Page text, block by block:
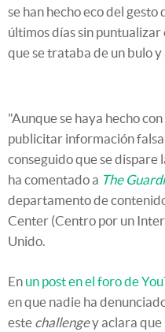
se han hecho eco del
últimos días sin puntualizar
que se trataba de un bulo
"Aunque se haya hecho
publicitar información falsa
conseguido que se dispare
ha comentado a The
departamento de
Center (Centro por un
Unido.
En un post en el foro de
en que nadie ha
este challengey aclara que